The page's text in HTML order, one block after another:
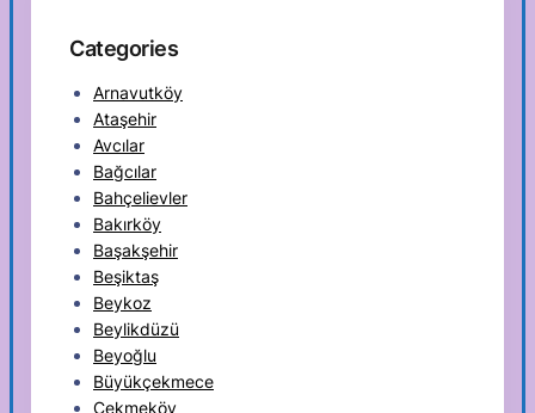
Categories
Arnavutköy
Ataşehir
Avcılar
Bağcılar
Bahçelievler
Bakırköy
Başakşehir
Beşiktaş
Beykoz
Beylikdüzü
Beyoğlu
Büyükçekmece
Çekmeköy